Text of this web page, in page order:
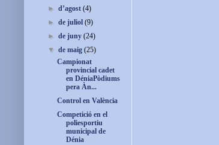
►d’agost(4)
►de juliol(9)
►de juny(24)
▼de maig(25)
Campionat
provincial cadet
en DéniaPòdiums
pera Àn...
Control en València
Competició en el
poliesportiu
municipal de
Dénia